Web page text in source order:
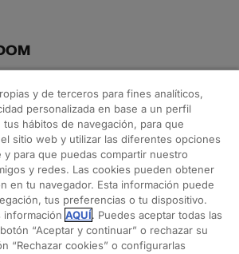
y de terceros para fines analíticos,
personalizada en base a un perfil
hábitos de navegación, para que
sitio web y utilizar las diferentes opciones
para que puedas compartir nuestro
y redes. Las cookies pueden obtener
en tu navegador. Esta información puede
tus preferencias o tu dispositivo.
información AQUÍ. Puedes aceptar todas las
“Aceptar y continuar” o rechazar su
“Rechazar cookies” o configurarlas